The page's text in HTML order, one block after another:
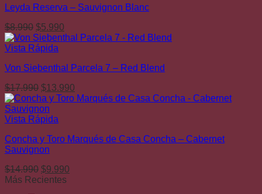
$8.490.$5.490.
Leyda Reserva – Sauvignon Blanc
$8.990 El
precio
original
$8.990.
$5.990
precio
$5.990.
Vista Rápida
Von Siebenthal Parcela 7 – Red Blend
$17.990 El
precio
original
era:
$13.990
precio
Vista Rápida
Concha y Toro Marqués de Casa Concha – Cabernet
Sauvignon
$14.990 El
precio
$9.990
Más Recientes